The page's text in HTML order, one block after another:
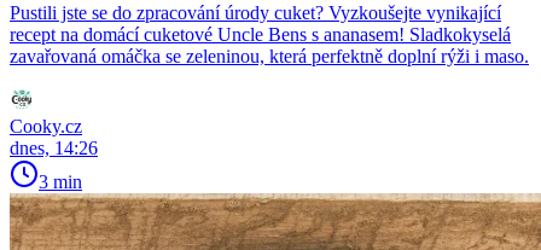
Pustili jste se do zpracování úrody cuket? Vyzkoušejte vynikající
recept na domácí cuketové Uncle Bens s ananasem! Sladkokyselá
zavařovaná omáčka se zeleninou, která perfektně doplní rýži i maso.
Cooky.cz
dnes, 14:26
3 min